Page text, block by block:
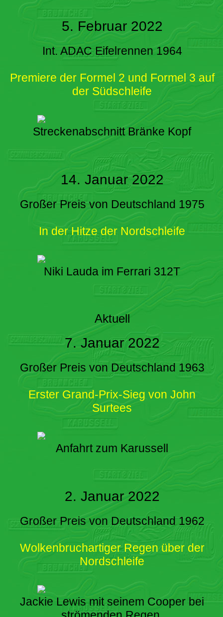
5. Februar 2022
Int. ADAC Eifelrennen 1964
Premiere der Formel 2 und Formel 3 auf
der Südschleife
Streckenabschnitt Bränke Kopf
14. Januar 2022
Großer Preis von Deutschland 1975
In der Hitze der Nordschleife
Niki Lauda im Ferrari 312T
Aktuell
7. Januar 2022
Großer Preis von Deutschland 1963
Erster Grand-Prix-Sieg von John
Surtees
Anfahrt zum Karussell
2. Januar 2022
Großer Preis von Deutschland 1962
Wolkenbruchartiger Regen über der
Nordschleife
Jackie Lewis mit seinem Cooper bei